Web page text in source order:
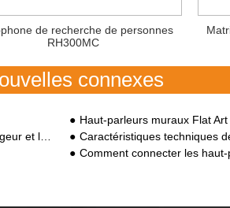
de recherche de personnes
RH300MC
connexes
Haut-parleurs muraux Flat
pub
Caractéristiques techniques de
Comment connecter les haut-parleurs de